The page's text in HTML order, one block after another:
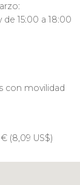
15:00 a 18:00
con movilidad
€(8,09 US$)